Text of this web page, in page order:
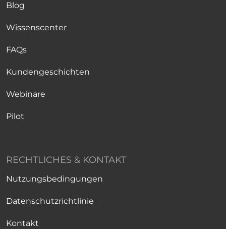
Blog
Wissenscenter
FAQs
Kundengeschichten
Webinare
Pilot
RECHTLICHES & KONTAKT
Nutzungsbedingungen
Datenschutzrichtlinie
Kontakt